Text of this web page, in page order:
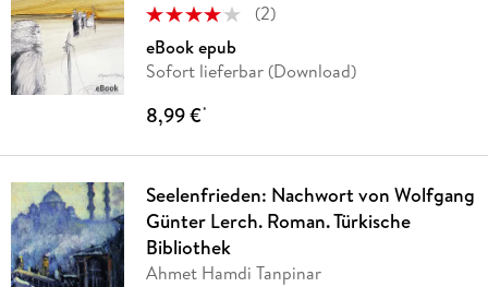
(2)
eBook epub
Sofort lieferbar (Download)
8,99 €*
Seelenfrieden: Nachwort von Wolfgang
Günter Lerch. Roman. Türkische
Bibliothek
Ahmet Hamdi Tanpinar